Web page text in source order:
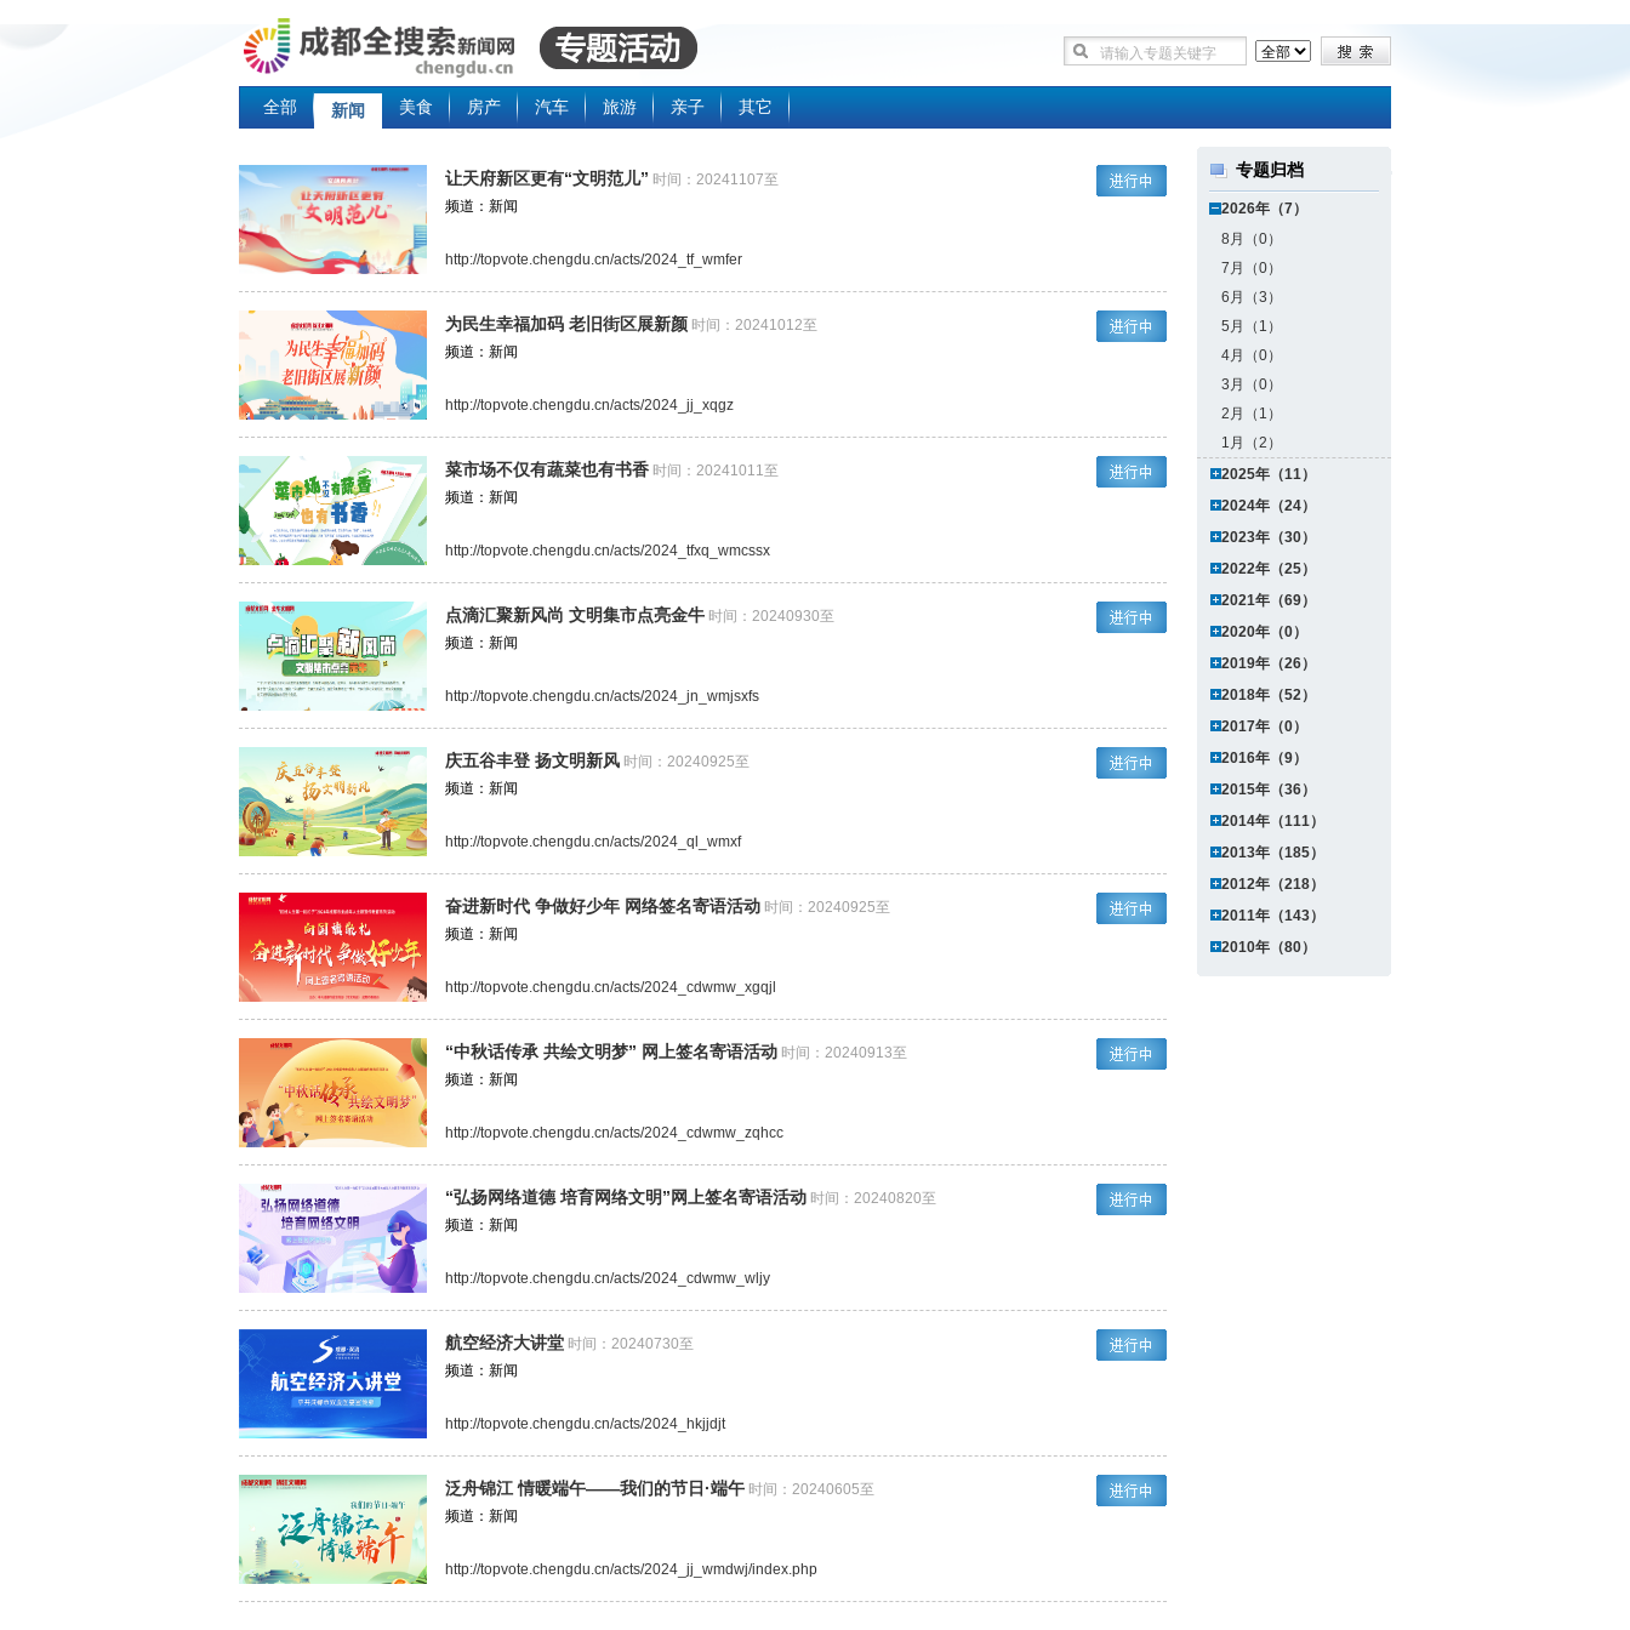
全部 新闻 美食 房产 汽车 旅游 亲子 其它
让天府新区更有“文明范儿” 时间：20241107至
频道：新闻
http://topvote.chengdu.cn/acts/2024_tf_wmfer
为民生幸福加码 老旧街区展新颜 时间：20241012至
频道：新闻
http://topvote.chengdu.cn/acts/2024_jj_xqgz
菜市场不仅有蔬菜也有书香 时间：20241011至
频道：新闻
http://topvote.chengdu.cn/acts/2024_tfxq_wmcssx
点滴汇聚新风尚 文明集市点亮金牛 时间：20240930至
频道：新闻
http://topvote.chengdu.cn/acts/2024_jn_wmjsxfs
庆五谷丰登 扬文明新风 时间：20240925至
频道：新闻
http://topvote.chengdu.cn/acts/2024_ql_wmxf
奋进新时代 争做好少年 网络签名寄语活动 时间：20240925至
频道：新闻
http://topvote.chengdu.cn/acts/2024_cdwmw_xgqjl
“中秋话传承 共绘文明梦” 网上签名寄语活动 时间：20240913至
频道：新闻
http://topvote.chengdu.cn/acts/2024_cdwmw_zqhcc
“弘扬网络道德 培育网络文明”网上签名寄语活动 时间：20240820至
频道：新闻
http://topvote.chengdu.cn/acts/2024_cdwmw_wljy
航空经济大讲堂 时间：20240730至
频道：新闻
http://topvote.chengdu.cn/acts/2024_hkjjdjt
泛舟锦江 情暖端午——我们的节日·端午 时间：20240605至
频道：新闻
http://topvote.chengdu.cn/acts/2024_jj_wmdwj/index.php
专题归档
2026年（7）
8月（0）
7月（0）
6月（3）
5月（1）
4月（0）
3月（0）
2月（1）
1月（2）
2025年（11）
2024年（24）
2023年（30）
2022年（25）
2021年（69）
2020年（0）
2019年（26）
2018年（52）
2017年（0）
2016年（9）
2015年（36）
2014年（111）
2013年（185）
2012年（218）
2011年（143）
2010年（80）